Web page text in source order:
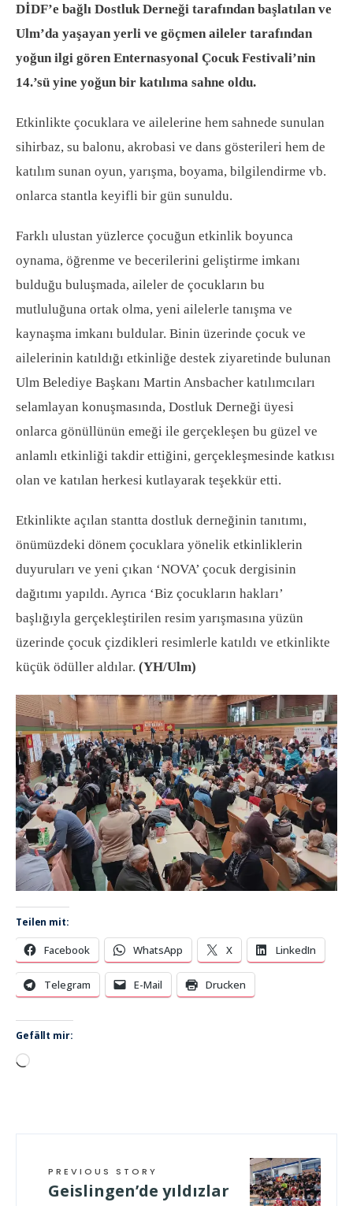
DİDF’e bağlı Dostluk Derneği tarafından başlatılan ve
Ulm’da yaşayan yerli ve göçmen aileler tarafından
yoğun ilgi gören Enternasyonal Çocuk Festivali’nin
14.’sü yine yoğun bir katılıma sahne oldu.
Etkinlikte çocuklara ve ailelerine hem sahnede sunulan
sihirbaz, su balonu, akrobasi ve dans gösterileri hem de
katılım sunan oyun, yarışma, boyama, bilgilendirme vb.
onlarca stantla keyifli bir gün sunuldu.
Farklı ulustan yüzlerce çocuğun etkinlik boyunca
oynama, öğrenme ve becerilerini geliştirme imkanı
bulduğu buluşmada, aileler de çocukların bu
mutluluğuna ortak olma, yeni ailelerle tanışma ve
kaynaşma imkanı buldular. Binin üzerinde çocuk ve
ailelerinin katıldığı etkinliğe destek ziyaretinde bulunan
Ulm Belediye Başkanı Martin Ansbacher katılımcıları
selamlayan konuşmasında, Dostluk Derneği üyesi
onlarca gönüllünün emeği ile gerçekleşen bu güzel ve
anlamlı etkinliği takdir ettiğini, gerçekleşmesinde katkısı
olan ve katılan herkesi kutlayarak teşekkür etti.
Etkinlikte açılan stantta dostluk derneğinin tanıtımı,
önümüzdeki dönem çocuklara yönelik etkinliklerin
duyuruları ve yeni çıkan ‘NOVA’ çocuk dergisinin
dağıtımı yapıldı. Ayrıca ‘Biz çocukların hakları’
başlığıyla gerçekleştirilen resim yarışmasına yüzün
üzerinde çocuk çizdikleri resimlerle katıldı ve etkinlikte
küçük ödüller aldılar. (YH/Ulm)
Teilen mit:
Facebook WhatsApp X LinkedIn
Telegram E-Mail Drucken
Gefällt mir:
Wird
PREVIOUS STORY
Geislingen’de yıldızlar